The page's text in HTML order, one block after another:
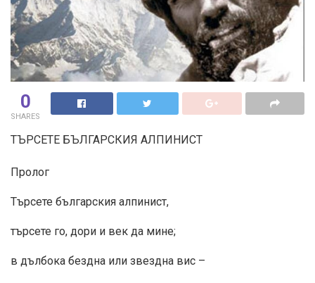
0
SHARES
ТЪРСЕТЕ БЪЛГАРСКИЯ АЛПИНИСТ
Пролог
Търсете българския алпинист,
търсете го, дори и век да мине;
в дълбока бездна или звездна вис –